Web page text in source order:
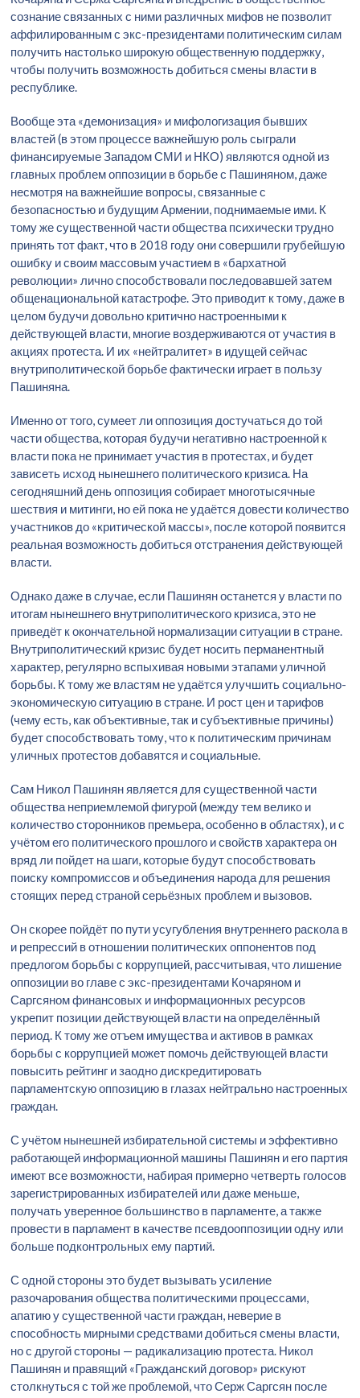
сознание связанных с ними различных мифов не позволит
аффилированным с экс-президентами политическим силам
получить настолько широкую общественную поддержку,
чтобы получить возможность добиться смены власти в
республике.
Вообще эта «демонизация» и мифологизация бывших
властей (в этом процессе важнейшую роль сыграли
финансируемые Западом СМИ и НКО) являются одной из
главных проблем оппозиции в борьбе с Пашиняном, даже
несмотря на важнейшие вопросы, связанные с
безопасностью и будущим Армении, поднимаемые ими. К
тому же существенной части общества психически трудно
принять тот факт, что в 2018 году они совершили грубейшую
ошибку и своим массовым участием в «бархатной
революции» лично способствовали последовавшей затем
общенациональной катастрофе. Это приводит к тому, даже в
целом будучи довольно критично настроенными к
действующей власти, многие воздерживаются от участия в
акциях протеста. И их «нейтралитет» в идущей сейчас
внутриполитической борьбе фактически играет в пользу
Пашиняна.
Именно от того, сумеет ли оппозиция достучаться до той
части общества, которая будучи негативно настроенной к
власти пока не принимает участия в протестах, и будет
зависеть исход нынешнего политического кризиса. На
сегодняшний день оппозиция собирает многотысячные
шествия и митинги, но ей пока не удаётся довести количество
участников до «критической массы», после которой появится
реальная возможность добиться отстранения действующей
власти.
Однако даже в случае, если Пашинян останется у власти по
итогам нынешнего внутриполитического кризиса, это не
приведёт к окончательной нормализации ситуации в стране.
Внутриполитический кризис будет носить перманентный
характер, регулярно вспыхивая новыми этапами уличной
борьбы. К тому же властям не удаётся улучшить социально-
экономическую ситуацию в стране. И рост цен и тарифов
(чему есть, как объективные, так и субъективные причины)
будет способствовать тому, что к политическим причинам
уличных протестов добавятся и социальные.
Сам Никол Пашинян является для существенной части
общества неприемлемой фигурой (между тем велико и
количество сторонников премьера, особенно в областях), и с
учётом его политического прошлого и свойств характера он
вряд ли пойдет на шаги, которые будут способствовать
поиску компромиссов и объединения народа для решения
стоящих перед страной серьёзных проблем и вызовов.
Он скорее пойдёт по пути усугубления внутреннего раскола в
и репрессий в отношении политических оппонентов под
предлогом борьбы с коррупцией, рассчитывая, что лишение
оппозиции во главе с экс-президентами Кочаряном и
Саргсяном финансовых и информационных ресурсов
укрепит позиции действующей власти на определённый
период. К тому же отъем имущества и активов в рамках
борьбы с коррупцией может помочь действующей власти
повысить рейтинг и заодно дискредитировать
парламентскую оппозицию в глазах нейтрально настроенных
граждан.
С учётом нынешней избирательной системы и эффективно
работающей информационной машины Пашинян и его партия
имеют все возможности, набирая примерно четверть голосов
зарегистрированных избирателей или даже меньше,
получать уверенное большинство в парламенте, а также
провести в парламент в качестве псевдооппозиции одну или
больше подконтрольных ему партий.
С одной стороны это будет вызывать усиление
разочарования общества политическими процессами,
апатию у существенной части граждан, неверие в
способность мирными средствами добиться смены власти,
но с другой стороны — радикализацию протеста. Никол
Пашинян и правящий «Гражданский договор» рискуют
столкнуться с той же проблемой, что Серж Саргсян после